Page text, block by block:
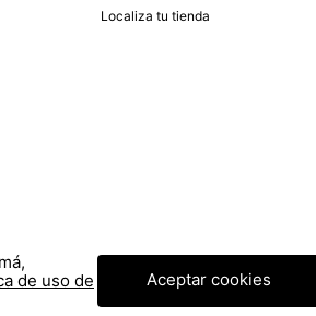
Localiza tu tienda
S.A. TODOS LOS DERECHOS RESERVADOS.
de uso de
Aceptar cookies